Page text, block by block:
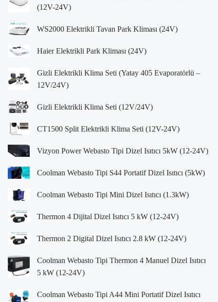
(12V-24V)
WS2000 Elektrikli Tavan Park Kliması (24V)
Haier Elektrikli Park Kliması (24V)
Gizli Elektrikli Klima Seti (Yatay 405 Evaporatörlü –
12V/24V)
Gizli Elektrikli Klima Seti (12V/24V)
CT1500 Split Elektrikli Klima Seti (12V-24V)
Vizyon Power Webasto Tipi Dizel Isıtıcı 5kW (12-24V)
Coolman Webasto Tipi S44 Portatif Dizel Isıtıcı (5kW)
Coolman Webasto Tipi Mini Dizel Isıtıcı (1.3kW)
Thermon 4 Dijital Dizel Isıtıcı 5 kW (12-24V)
Thermon 2 Digital Dizel Isıtıcı 2.8 kW (12-24V)
Coolman Webasto Tipi Thermon 4 Manuel Dizel Isıtıcı
5 kW (12-24V)
Coolman Webasto Tipi A44 Mini Portatif Dizel Isıtıcı